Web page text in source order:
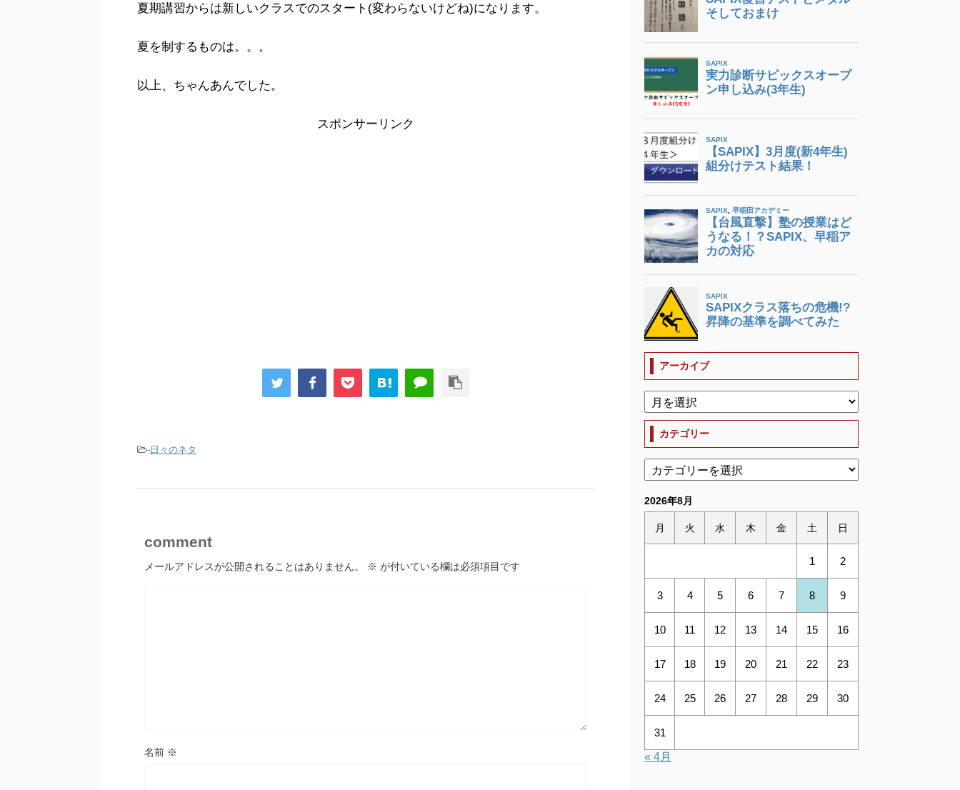
夏期講習からは新しいクラスでのスタート(変わらないけどね)になります。
夏を制するものは。。。
以上、ちゃんあんでした。
スポンサーリンク
- 日々のネタ
comment
メールアドレスが公開されることはありません。 ※ が付いている欄は必須項目です
名前 ※
アーカイブ
カテゴリー
2026年8月
月 火 水 木 金 土 日
1 2
3 4 5 6 7 8 9
10 11 12 13 14 15 16
17 18 19 20 21 22 23
24 25 26 27 28 29 30
31
« 4月